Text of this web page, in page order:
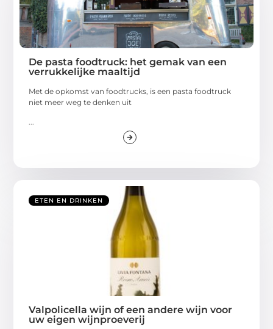
De pasta foodtruck: het gemak van een
verrukkelijke maaltijd
Met de opkomst van foodtrucks, is een pasta foodtruck
niet meer weg te denken uit
...
ETEN EN DRINKEN
Valpolicella wijn of een andere wijn voor
uw eigen wijnproeverij